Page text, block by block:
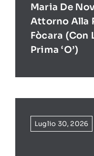
Maria De
Attorno Alla
Fòcara (con
Prima ‘O’)
Luglio 30, 2026